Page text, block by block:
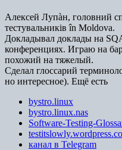
Алексей Лупàн, головний
тестувальників în Moldova.
Докладывал доклады на
конференциях. Играю на
похожий на тяжелый.
Сделал глоссарий
но интересное). Ещё есть
bystro.linux
bystro.linux.nas
Software-Testing-
канал в Telegram